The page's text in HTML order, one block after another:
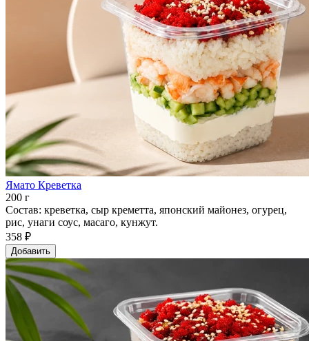
Ямато Креветка
200 г
Состав: креветка, сыр креметта, японский майонез, огурец,
рис, унаги соус, масаго, кунжут.
358 ₽
Добавить